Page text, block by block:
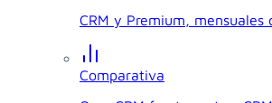
CRM y Premium, mensuales
Comparativa